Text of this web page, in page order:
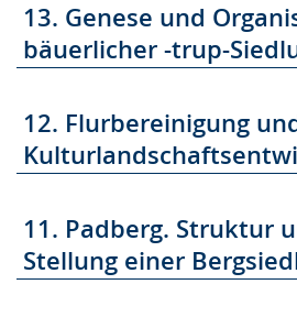
13. Genese und
bäuerlicher -trup-
12. Flurbereinigung
11. Padberg. Struktur
Stellung einer